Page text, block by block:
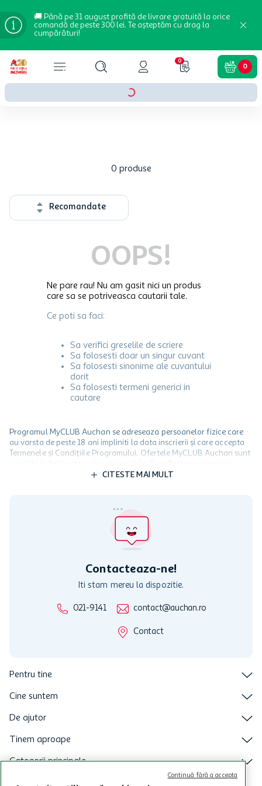
🚚 Până pe 31 august profită de livrare gratuită la orice
comandă de peste 300 lei. Te așteptăm cu drag la
cumpărături!
0
0
0 produse
Recomandate
OOPS!
Ne pare rau! Nu am gasit nici un produs
care sa se potriveasca cautarii tale.
Ce poti sa faci:
Sa verifici greselile de scriere
Sa folosesti doar un singur cuvant
Sa folosesti sinonime ale cuvantului
dorit
Sa folosesti termeni generici in
cautare
Programul MyCLUB Auchan se adreseaza persoanelor fizice care
au varsta de peste 18 ani impliniti la data inscrierii și care accepta
Termenele și Condițiile Programului. Ofertele MyCLUB Auchan sunt
limita a 12 unitati / card client o singura data in perioada promotiei.
activitati in afara celor mentionate in Termene si Conditii. Auchan
nu raspunde pentru imposibilitatea utilizarii Cardului in perioada in
care aceste este suspendat sau in perioada in care sunt efectuate
CITESTE MAI MULT
Contacteaza-ne!
Iti stam mereu la dispozitie.
021-9141 contact@auchan.ro
Contact
Pentru tine
Cine suntem
De ajutor
Tinem aproape
Categorii principale
Continuă fără a accepta